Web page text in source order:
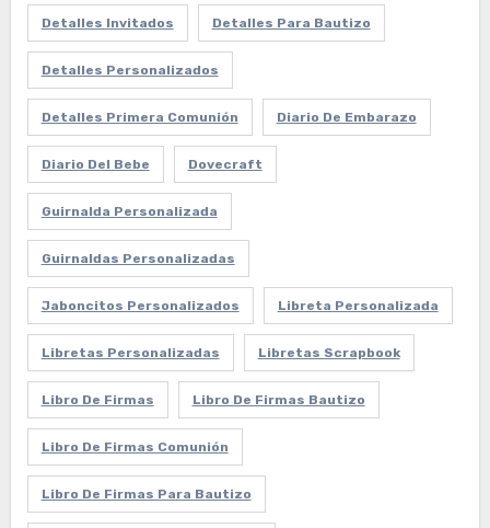
Detalles Invitados Detalles Para Bautizo
Detalles Personalizados
Detalles Primera Comunión Diario De Embarazo
Diario Del Bebe Dovecraft
Guirnalda Personalizada
Guirnaldas Personalizadas
Jaboncitos Personalizados Libreta Personalizada
Libretas Personalizadas Libretas Scrapbook
Libro De Firmas Libro De Firmas Bautizo
Libro De Firmas Comunión
Libro De Firmas Para Bautizo